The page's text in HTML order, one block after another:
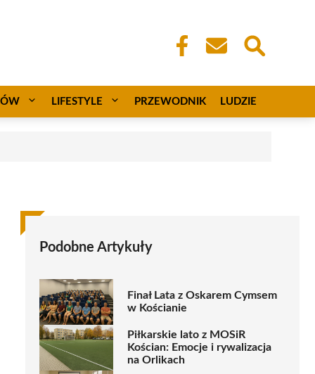
LIFESTYLE PRZEWODNIK LUDZIE
Podobne Artykuły
Finał Lata z Oskarem Cymsem
w Kościanie
Piłkarskie lato z MOSiR
Kościan: Emocje i rywalizacja
na Orlikach